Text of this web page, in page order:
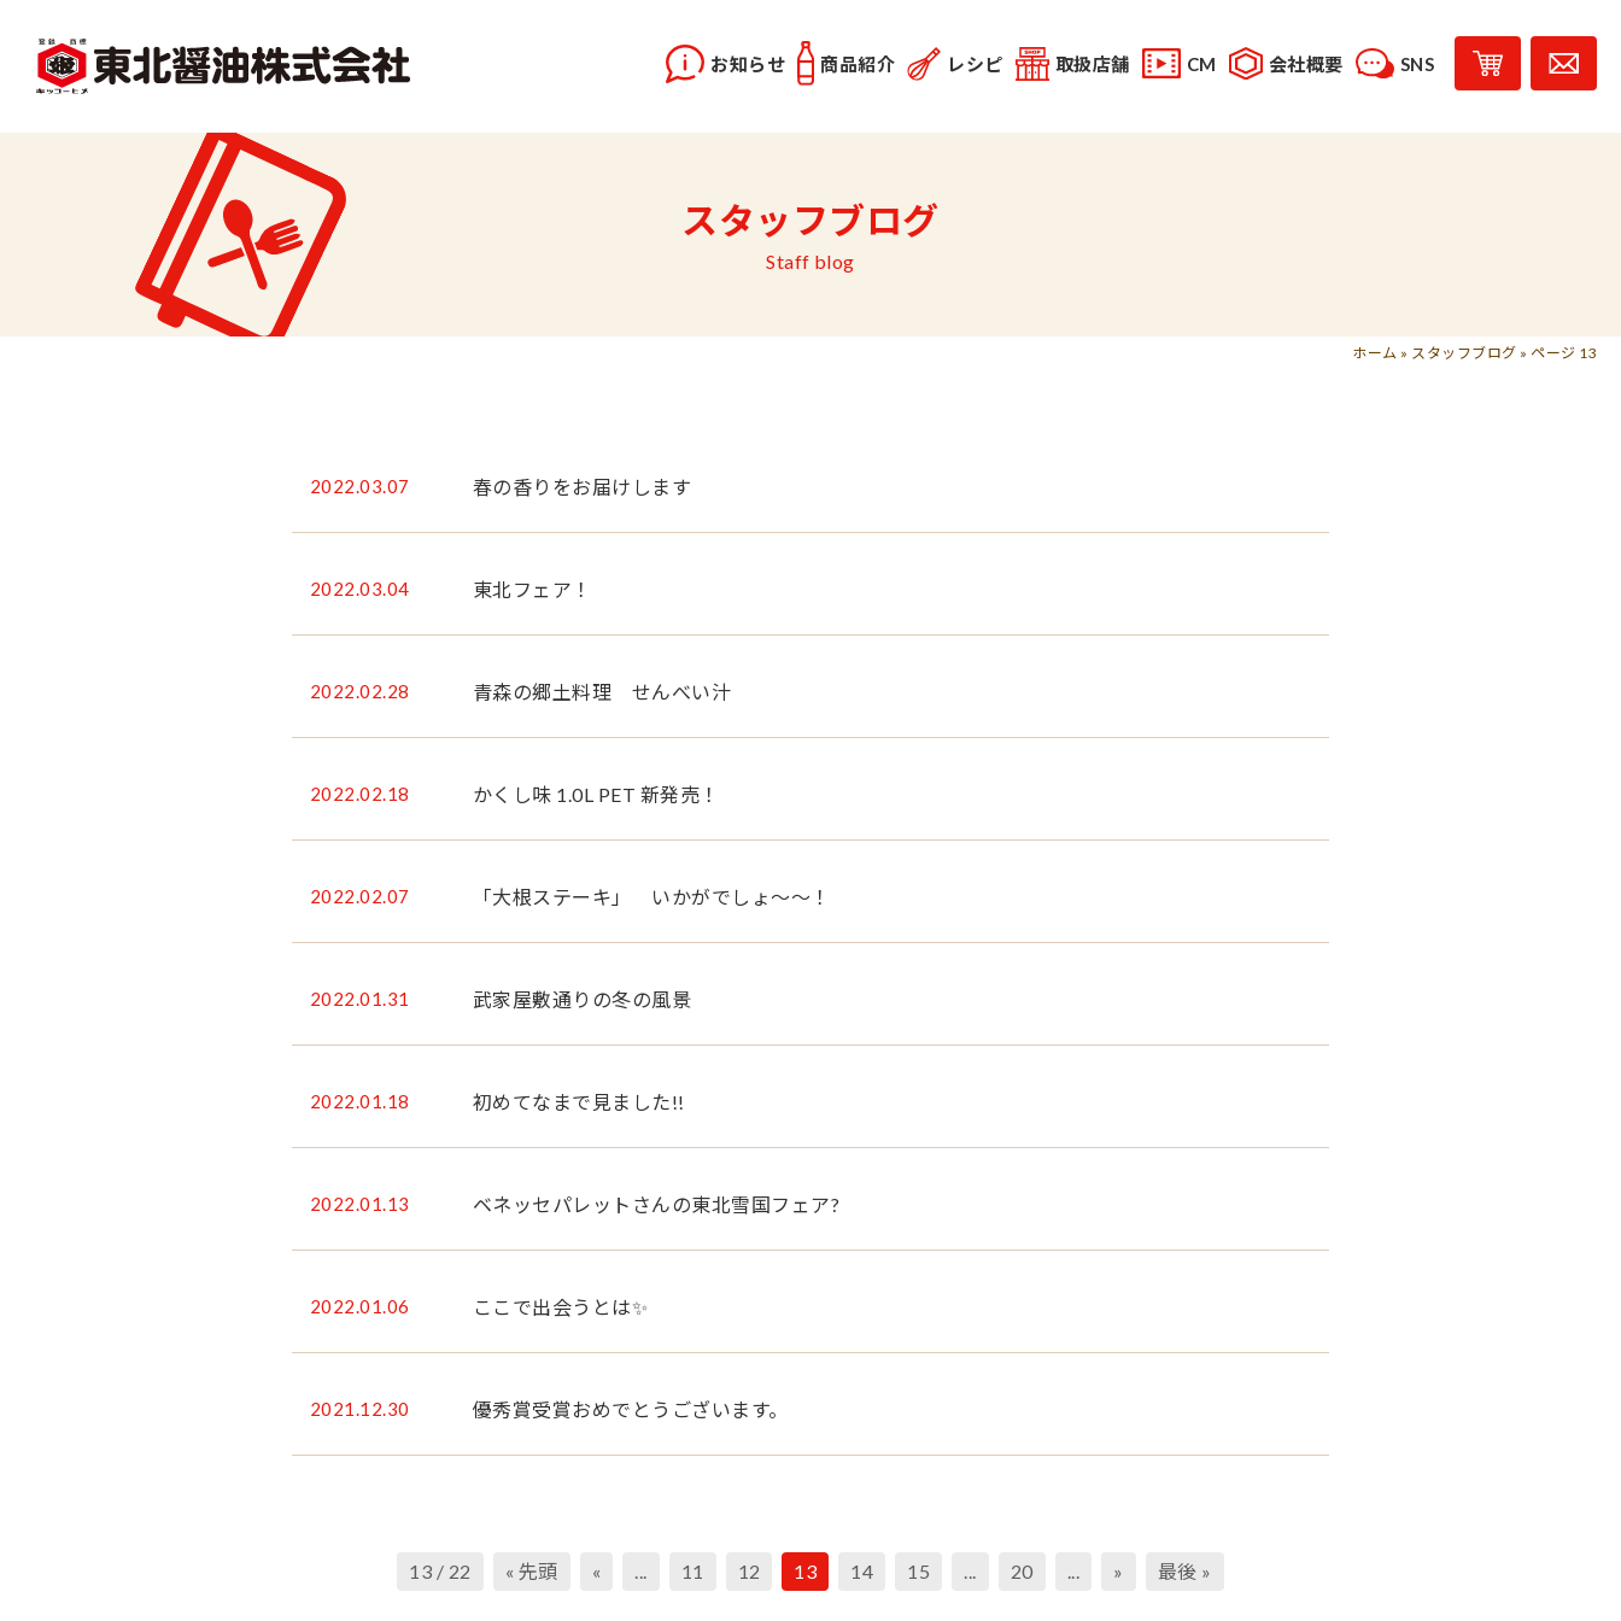
お知らせ 商品紹介
味どうらくの里 あま塩醤油
レシピ
レシピ動画 料理勉強会
取扱店舗 CM 会社概要
佐竹会長のお話
SNS
facebook
スタッフブログ
Staff blog
ホーム » スタッフブログ » ページ 13
2022.03.07 春の香りをお届けします
2022.03.04 東北フェア！
2022.02.28 青森の郷土料理 せんべい汁
2022.02.18 かくし味 1.0L PET 新発売！
2022.02.07 「大根ステーキ」 いかがでしょ～～！
2022.01.31 武家屋敷通りの冬の風景
2022.01.18 初めてなまで見ました!!
2022.01.13 ベネッセパレットさんの東北雪国フェア?
2022.01.06 ここで出会うとは✨
2021.12.30 優秀賞受賞おめでとうございます。
13 / 22 « 先頭 « ... 11 12 13 14 15 ... 20 ... » 最後 »